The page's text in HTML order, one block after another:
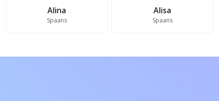
Alina
Spaans
Alisa
Spaans